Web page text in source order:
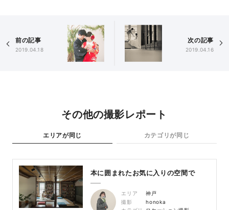
前の記事
2019.04.18
次の記事
2019.04.16
その他の撮影レポート
エリアが同じ カテゴリが同じ
本に囲まれたお気に入りの空間で
エリア
神戸
撮影
honoka